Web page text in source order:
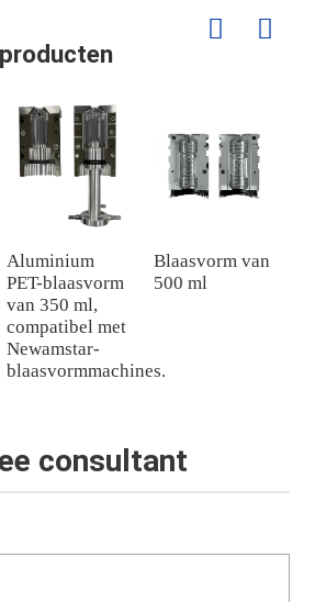
Aluminium
PET-blaasvorm
van 350 ml,
compatibel met
Newamstar-
blaasvormmachines.
Blaasvorm van
500 ml
consultant